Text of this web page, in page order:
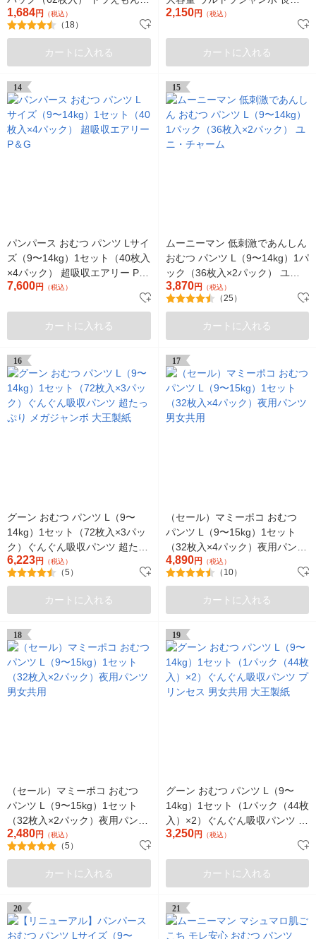
ユニ・チャーム
1,684円 （税込）
（18）
カートに入れる
間でもモレ0へ 大王製紙
2,150円 （税込）
カートに入れる
14
パンパース おむつ パンツ Lサイ
ズ（9〜14kg）1セット（40枚入
×4パック） 超吸収エアリー P＆
G
7,600円 （税込）
カートに入れる
15
ムーニーマン 低刺激であんしん
おむつ パンツ L（9〜14kg）1パ
ック（36枚入×2パック） ユ
ニ・チャーム
3,870円 （税込）
（25）
カートに入れる
16
グーン おむつ パンツ L（9〜
14kg）1セット（72枚入×3パッ
ク）ぐんぐん吸収パンツ 超たっ
ぷり メガジャンボ 大王製紙
6,223円 （税込）
（5）
カートに入れる
17
（セール）マミーポコ おむつ
パンツ L（9〜15kg）1セット
（32枚入×4パック）夜用パンツ
男女共用
4,890円 （税込）
（10）
カートに入れる
18
（セール）マミーポコ おむつ
パンツ L（9〜15kg）1セット
（32枚入×2パック）夜用パンツ
男女共用
2,480円 （税込）
（5）
カートに入れる
19
グーン おむつ パンツ L（9〜
14kg）1セット（1パック（44枚
入）×2）ぐんぐん吸収パンツ プ
リンセス 男女共用 大王製紙
3,250円 （税込）
カートに入れる
20 21